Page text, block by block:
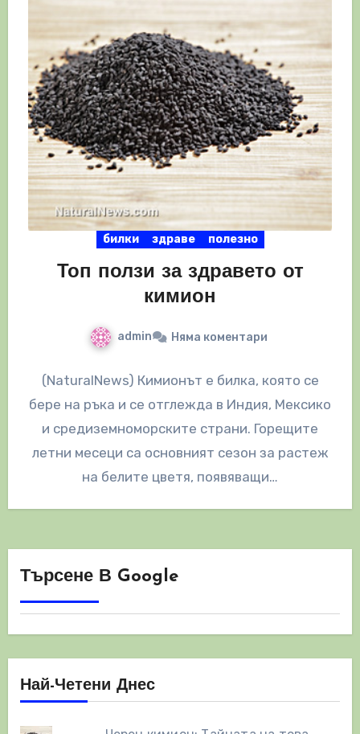
билки здраве полезно
Топ ползи за здравето от
кимион
admin Няма коментари
(NaturalNews) Кимионът е билка, която се
бере на ръка и се отглежда в Индия, Мексико
и средиземноморските страни. Горещите
летни месеци са основният сезон за растеж
на белите цветя, появяващи…
Търсене В Google
Най-Четени Днес